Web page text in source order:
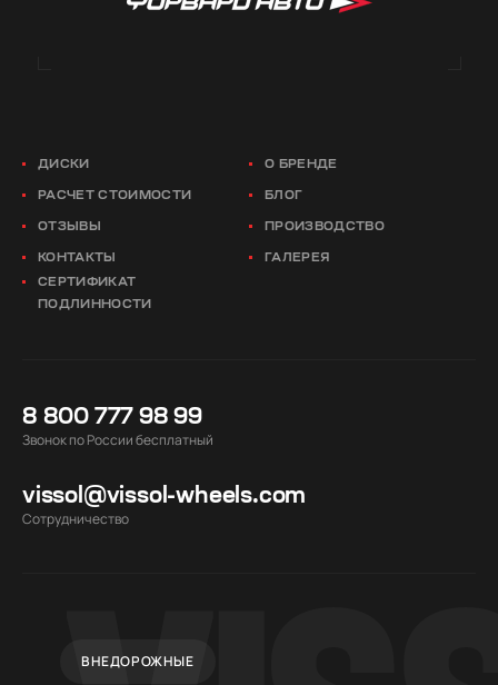
ДИСКИ О БРЕНДЕ
РАСЧЕТ СТОИМОСТИ БЛОГ
ОТЗЫВЫ ПРОИЗВОДСТВО
КОНТАКТЫ
ГАЛЕРЕЯ
СЕРТИФИКАТ
ПОДЛИННОСТИ
8 800 777 98 99
Звонок по России бесплатный
vissol@vissol-wheels.com
Cотрудничество
ВНЕДОРОЖНЫЕ